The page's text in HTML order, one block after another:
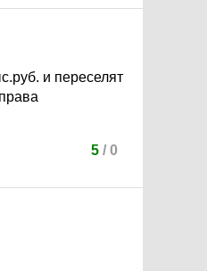
и переселят
5/ 0